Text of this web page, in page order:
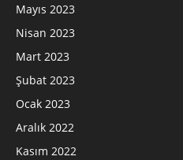
Mayıs 2023
Nisan 2023
Mart 2023
Şubat 2023
Ocak 2023
Aralık 2022
Kasım 2022